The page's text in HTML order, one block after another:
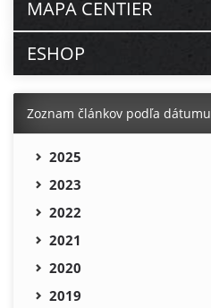
MAPA CENTIER
ESHOP
Zoznam článkov podľa dátumu
2025
2023
2022
2021
2020
2019